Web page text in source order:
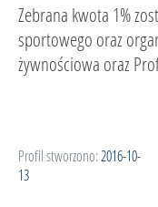
Zebrana kwota 1%
sportowego oraz
żywnościowa oraz
Profil stworzono: 2016-10-
13